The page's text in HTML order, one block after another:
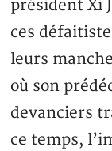
président Xi
ces
leurs
où son
devanciers
ce temps,